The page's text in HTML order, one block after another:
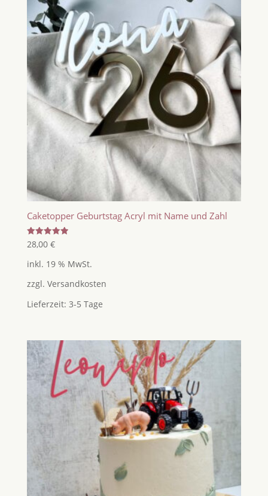
Caketopper Geburtstag Acryl mit Name und Zahl
Bewertet
mit
von 5
28,00 €
inkl. 19 % MwSt.
zzgl. Versandkosten
Lieferzeit: 3-5 Tage